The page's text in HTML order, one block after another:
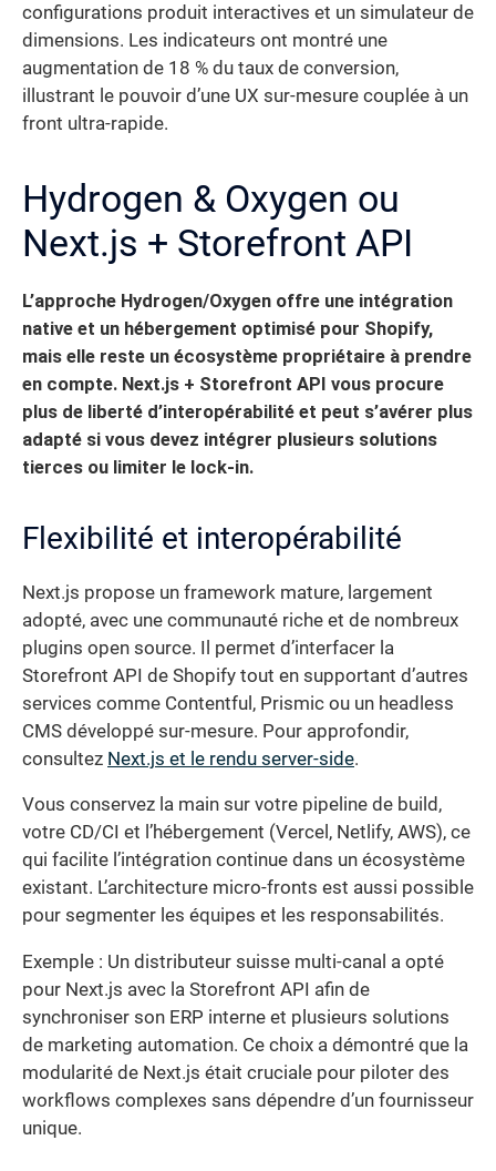
configurations produit interactives et un simulateur de
dimensions. Les indicateurs ont montré une
augmentation de 18 % du taux de conversion,
illustrant le pouvoir d’une UX sur-mesure couplée à un
front ultra-rapide.
Hydrogen & Oxygen ou
Next.js + Storefront API
L’approche Hydrogen/Oxygen offre une intégration
native et un hébergement optimisé pour Shopify,
mais elle reste un écosystème propriétaire à prendre
en compte. Next.js + Storefront API vous procure
plus de liberté d’interopérabilité et peut s’avérer plus
adapté si vous devez intégrer plusieurs solutions
tierces ou limiter le lock-in.
Flexibilité et interopérabilité
Next.js propose un framework mature, largement
adopté, avec une communauté riche et de nombreux
plugins open source. Il permet d’interfacer la
Storefront API de Shopify tout en supportant d’autres
services comme Contentful, Prismic ou un headless
CMS développé sur-mesure. Pour approfondir,
consultez Next.js et le rendu server-side.
Vous conservez la main sur votre pipeline de build,
votre CD/CI et l’hébergement (Vercel, Netlify, AWS), ce
qui facilite l’intégration continue dans un écosystème
existant. L’architecture micro-fronts est aussi possible
pour segmenter les équipes et les responsabilités.
Exemple : Un distributeur suisse multi-canal a opté
pour Next.js avec la Storefront API afin de
synchroniser son ERP interne et plusieurs solutions
de marketing automation. Ce choix a démontré que la
modularité de Next.js était cruciale pour piloter des
workflows complexes sans dépendre d’un fournisseur
unique.